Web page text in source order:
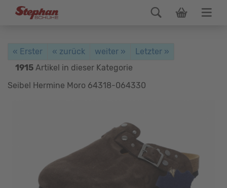
« Erster « zurück weiter »
Letzter »
1915 Artikel in dieser Kategorie
Seibel Hermine Moro 64318-064330